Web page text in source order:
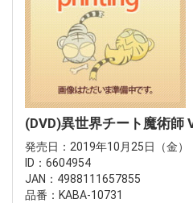
(DVD)異世界チート魔術師
発売日：2019年10月25日（金）
ID：6604954
JAN：4988111657855
品番：KABA-10731